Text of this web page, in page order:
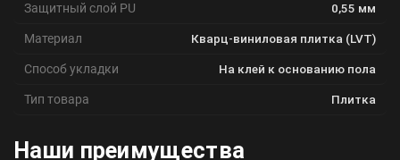
Защитный слой PU 0,55 мм
Материал Кварц-виниловая плитка (LVT)
Способ укладки На клей к основанию пола
Тип товара Плитка
Наши преимущества